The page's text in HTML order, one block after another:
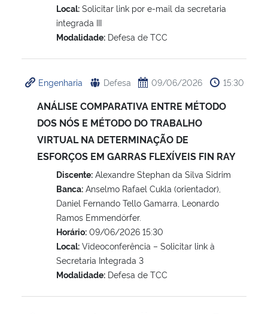
Local: Solicitar link por e-mail da secretaria
integrada III
Modalidade: Defesa de TCC
Engenharia Defesa 09/06/2026 15:30
ANÁLISE COMPARATIVA ENTRE MÉTODO
DOS NÓS E MÉTODO DO TRABALHO
VIRTUAL NA DETERMINAÇÃO DE
ESFORÇOS EM GARRAS FLEXÍVEIS FIN RAY
Discente: Alexandre Stephan da Silva Sidrim
Banca: Anselmo Rafael Cukla (orientador),
Daniel Fernando Tello Gamarra, Leonardo
Ramos Emmendörfer.
Horário: 09/06/2026 15:30
Local: Videoconferência – Solicitar link à
Secretaria Integrada 3
Modalidade: Defesa de TCC